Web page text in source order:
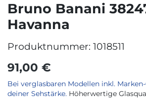
Bruno Banani
Havanna
Produktnummer: 1018511
91,00 €
Bei verglasbaren Modellen inkl.
deiner Sehstärke. Höherwertige